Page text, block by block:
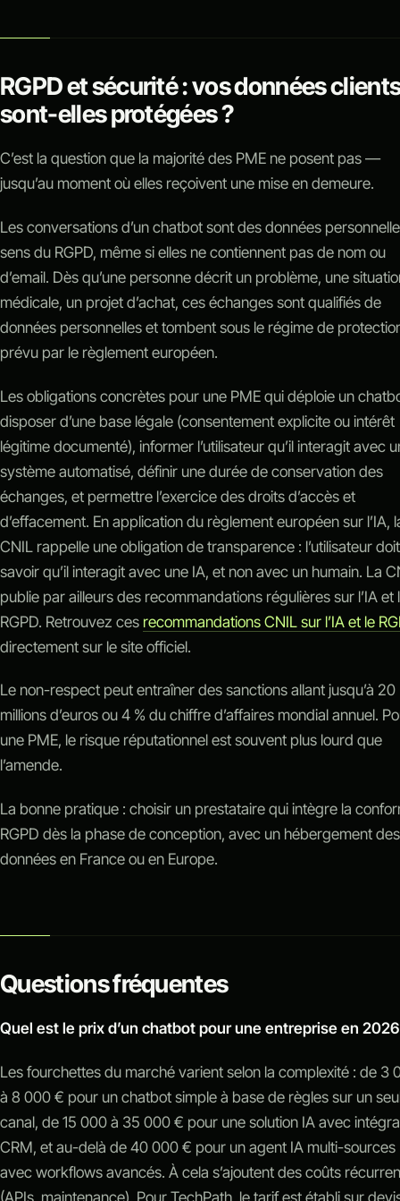
RGPD et sécurité : vos données
sont-elles protégées ?
C’est la question que la majorité des PME ne posent pas —
jusqu’au moment où elles reçoivent une mise en demeure.
Les conversations d’un chatbot sont des données
sens du RGPD, même si elles ne contiennent pas de nom ou
d’email. Dès qu’une personne décrit un problème, une
médicale, un projet d’achat, ces échanges sont qualifiés de
données personnelles et tombent sous le régime de
prévu par le règlement européen.
Les obligations concrètes pour une PME qui déploie un
disposer d’une base légale (consentement explicite ou intérêt
légitime documenté), informer l’utilisateur qu’il interagit avec
système automatisé, définir une durée de conservation des
échanges, et permettre l’exercice des droits d’accès et
d’effacement. En application du règlement européen sur l’IA,
CNIL rappelle une obligation de transparence : l’utilisateur doit
savoir qu’il interagit avec une IA, et non avec un humain. La
publie par ailleurs des recommandations régulières sur l’IA et
RGPD. Retrouvez ces recommandations CNIL sur l’IA et le
directement sur le site officiel.
Le non-respect peut entraîner des sanctions allant jusqu’à 20
millions d’euros ou 4 % du chiffre d’affaires mondial annuel.
une PME, le risque réputationnel est souvent plus lourd que
l’amende.
La bonne pratique : choisir un prestataire qui intègre la
RGPD dès la phase de conception, avec un hébergement des
données en France ou en Europe.
Questions fréquentes
Quel est le prix d’un chatbot pour une entreprise en
Les fourchettes du marché varient selon la complexité : de 3
à 8 000 € pour un chatbot simple à base de règles sur un
canal, de 15 000 à 35 000 € pour une solution IA avec
CRM, et au-delà de 40 000 € pour un agent IA multi-sources
avec workflows avancés. À cela s’ajoutent des coûts
(APIs, maintenance). Pour TechPath, le tarif est établi sur